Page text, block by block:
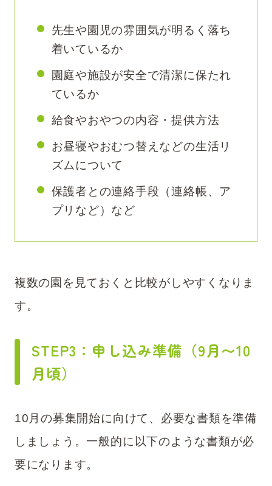
先生や園児の雰囲気が明るく落ち
着いているか
園庭や施設が安全で清潔に保たれ
ているか
給食やおやつの内容・提供方法
お昼寝やおむつ替えなどの生活リ
ズムについて
保護者との連絡手段（連絡帳、ア
プリなど）など
​​複数の園を見ておくと比較がしやすくなりま
す。
STEP3：申し込み準備（9月〜10
月頃）
10月の募集開始に向けて、必要な書類を準備
しましょう。一般的に以下のような書類が必
要になります。